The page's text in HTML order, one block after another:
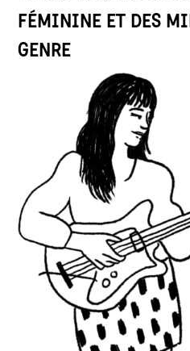
FÉMININE ET DES
GENRE